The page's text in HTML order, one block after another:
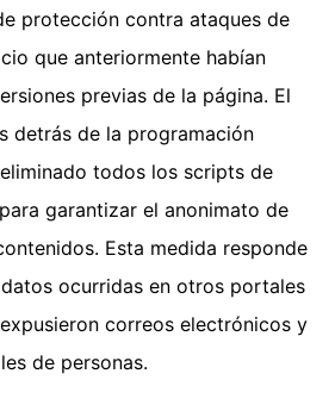
protección contra ataques de
que anteriormente habían
previas de la página. El
detrás de la programación
todos los scripts de
garantizar el anonimato de
Esta medida responde
ocurridas en otros portales
correos electrónicos y
de personas.